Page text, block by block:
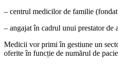
– centrul medicilor de familie
– angajat în cadrul unui prestator de
Medicii vor primi în gestiune un
oferite în funcție de numărul de